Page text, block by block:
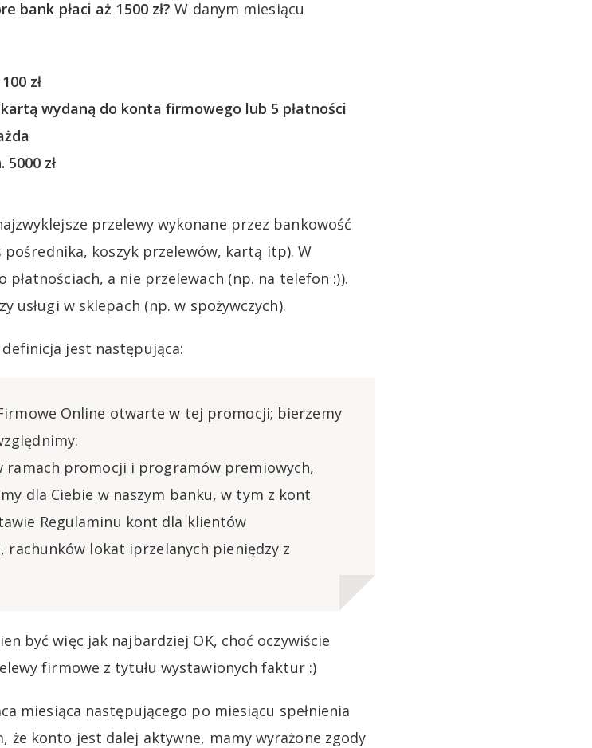
bank płaci aż 1500 zł? W danym miesiącu
zł
wydaną do konta firmowego lub 5 płatności
zł
przelewy wykonane przez bankowość
koszyk przelewów, kartą itp). W
a nie przelewach (np. na telefon :)).
usługi w sklepach (np. w spożywczych).
jest następująca:
Online otwarte w tej promocji; bierzemy
ramach promocji i programów premiowych,
dla Ciebie w naszym banku, w tym z kont
Regulaminu kont dla klientów
lokat iprzelanych pieniędzy z
być więc jak najbardziej OK, choć oczywiście
firmowe z tytułu wystawionych faktur :)
miesiąca następującego po miesiącu spełnienia
że konto jest dalej aktywne, mamy wyrażone zgody